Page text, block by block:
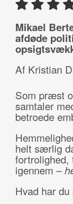
Mikael
afdøde
Af Kristian
Som præst
samtaler
betroede
helt særlig
igennem –
Hvad har